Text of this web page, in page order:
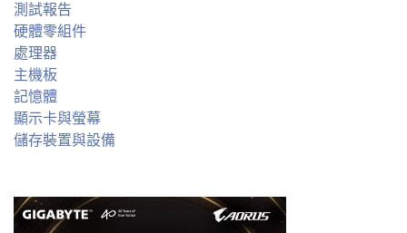
測試報告
硬體零組件
處理器
主機板
記憶體
顯示卡與螢幕
儲存裝置與設備